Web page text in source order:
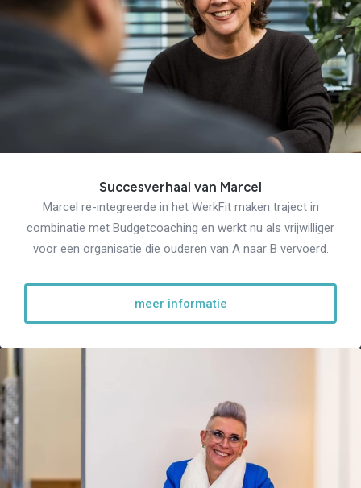
Succesverhaal van Marcel
Marcel re-integreerde in het WerkFit maken traject in
combinatie met Budgetcoaching en werkt nu als vrijwilliger
voor een organisatie die ouderen van A naar B vervoerd.
meer informatie